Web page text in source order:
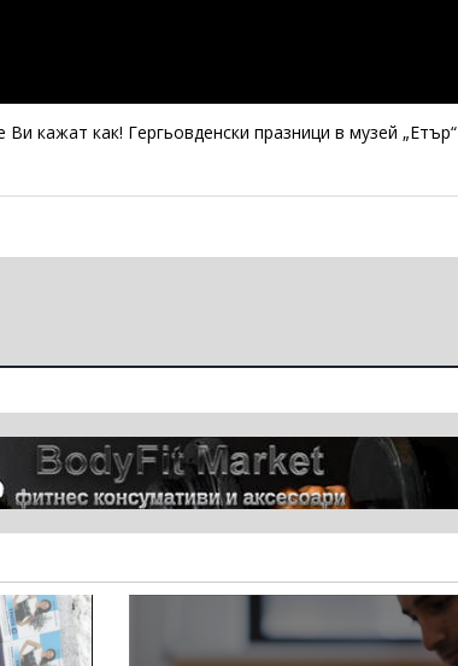
кажат как! Гергьовденски празници в музей „Етър“